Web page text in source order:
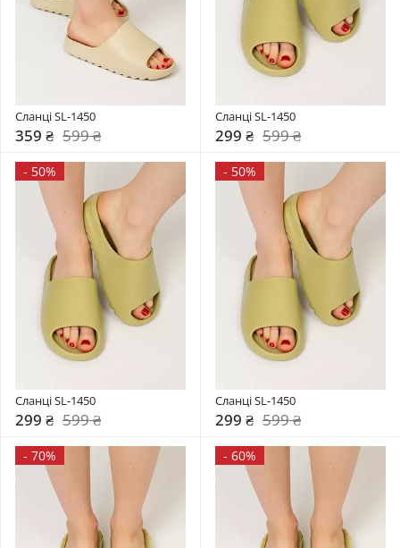
Сланці SL-1450
359 ₴ 599 ₴
Сланці SL-1450
299 ₴ 599 ₴
- 50%
Сланці SL-1450
299 ₴ 599 ₴
- 50%
Сланці SL-1450
299 ₴ 599 ₴
- 70% - 60%